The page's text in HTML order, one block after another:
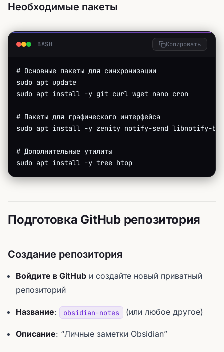
Необходимые пакеты
BASH Копировать
# Основные пакеты для синхронизации
sudo apt update
sudo apt install -y git curl wget nano cron
# Пакеты для графического интерфейса
sudo apt install -y zenity notify-send libnotify-bin
# Дополнительные утилиты
sudo apt install -y tree htop
Подготовка GitHub репозитория
Создание репозитория
Войдите в GitHub и создайте новый приватный
репозиторий
Название: obsidian-notes (или любое другое)
Описание: “Личные заметки Obsidian”